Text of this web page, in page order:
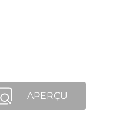
APERÇU